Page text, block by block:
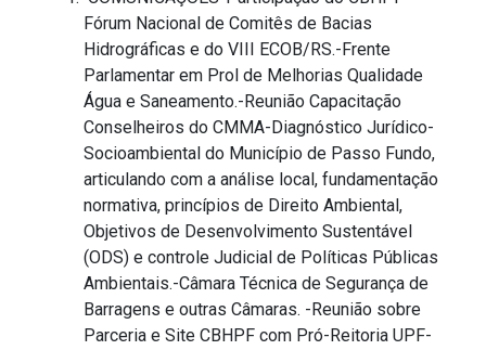
Fórum Nacional de Comitês de Bacias
Hidrográficas e do VIII ECOB/RS.-Frente
Parlamentar em Prol de Melhorias Qualidade
Água e Saneamento.-Reunião Capacitação
Conselheiros do CMMA-Diagnóstico Jurídico-
Socioambiental do Município de Passo Fundo,
articulando com a análise local, fundamentação
normativa, princípios de Direito Ambiental,
Objetivos de Desenvolvimento Sustentável
(ODS) e controle Judicial de Políticas Públicas
Ambientais.-Câmara Técnica de Segurança de
Barragens e outras Câmaras. -Reunião sobre
Parceria e Site CBHPF com Pró-Reitoria UPF-